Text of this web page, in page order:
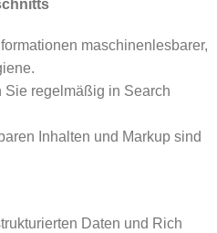
maschinenlesbarer,
Sie regelmäßig in Search
Inhalten und Markup sind
Daten und Rich